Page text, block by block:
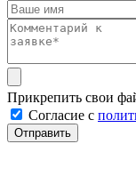
Прикрепить свои
Cогласие с
Отправить